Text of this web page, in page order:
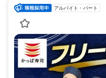
アルバイト・パート